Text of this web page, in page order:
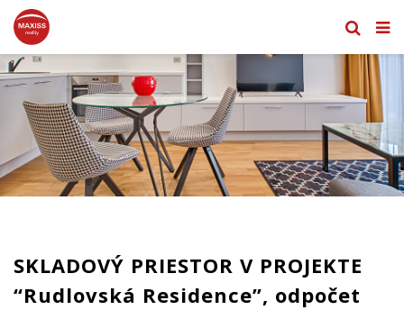
SKLADOVÝ PRIESTOR V PROJEKTE
“Rudlovská Residence”, odpočet